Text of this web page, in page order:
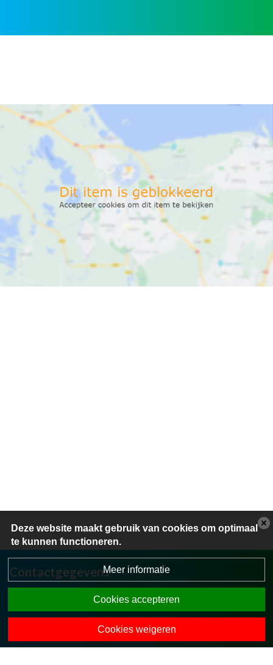
Contactgegevens
Stokkumerweg 40
0547-363309
directie.obsstokkum@opohvt.nl
Deze website maakt gebruik van cookies om optimaal
te kunnen functioneren.
Meer informatie
Cookies accepteren
Cookies weigeren